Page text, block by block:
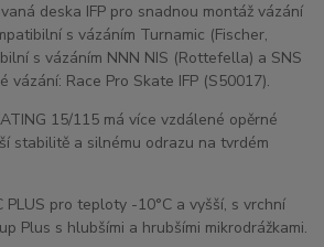
deska IFP pro snadnou montáž vázání
s vázáním Turnamic (Fischer,
s vázáním NNN NIS (Rottefella) a SNS
vázání: Race Pro Skate IFP (S50017).
15/115 má více vzdálené opěrné
stabilitě a silnému odrazu na tvrdém
pro teploty -10°C a vyšší, s vrchní
Plus s hlubšími a hrubšími mikrodrážkami.